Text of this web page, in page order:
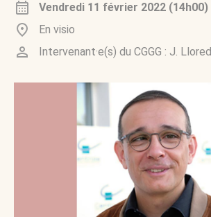
Vendredi 11 février 2022 (14h00)
En visio
Intervenant·e(s) du CGGG : J. Llored